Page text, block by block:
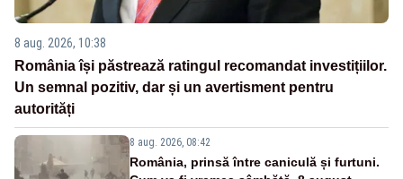
8 aug. 2026, 10:38
România își păstrează ratingul recomandat investițiilor.
Un semnal pozitiv, dar și un avertisment pentru
autorități
8 aug. 2026, 08:42
România, prinsă între caniculă și furtuni.